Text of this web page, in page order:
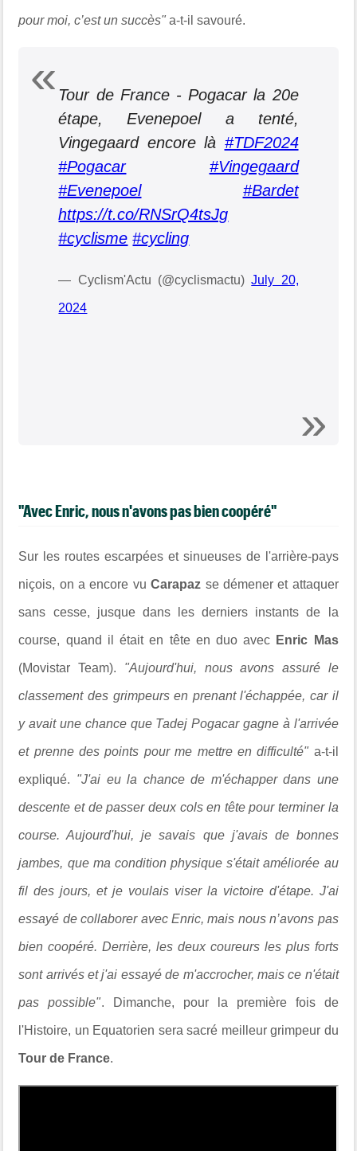
pour moi, c’est un succès" a-t-il savouré.
Tour de France - Pogacar la 20e
étape, Evenepoel a tenté,
Vingegaard encore là #TDF2024
#Pogacar
#Vingegaard
#Evenepoel
#Bardet
https://t.co/RNSrQ4tsJg
#cyclisme #cycling
— Cyclism'Actu (@cyclismactu)July 20,
2024
"Avec Enric, nous n'avons pas bien coopéré"
Sur les routes escarpées et sinueuses de l'arrière-pays
niçois, on a encore vuCarapaz se démener et attaquer
sans cesse, jusque dans les derniers instants de la
course, quand il était en tête en duo avec Enric Mas
(Movistar Team). "Aujourd'hui, nous avons assuré le
classement des grimpeurs en prenant l'échappée, car il
y avait une chance que Tadej Pogacar gagne à l'arrivée
et prenne des points pour me mettre en difficulté" a-t-il
expliqué. "J'ai eu la chance de m'échapper dans une
descente et de passer deux cols en tête pour terminer la
course. Aujourd'hui, je savais que j'avais de bonnes
jambes, que ma condition physique s'était améliorée au
fil des jours, et je voulais viser la victoire d'étape. J'ai
essayé de collaborer avec Enric, mais nous n’avons pas
bien coopéré. Derrière, les deux coureurs les plus forts
sont arrivés et j'ai essayé de m'accrocher, mais ce n'était
pas possible". Dimanche, pour la première fois de
l'Histoire, un Equatorien sera sacré meilleur grimpeur du
Tour de France.